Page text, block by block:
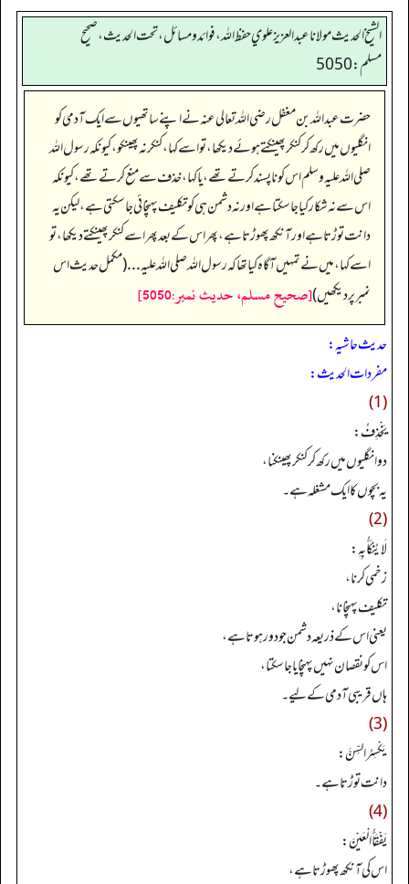
الشيخ الحديث مولانا عبدالعزيز علوي حفظ الله، فوائد و مسائل، تحت الحديث ، صحيح
مسلم: 5050
حضرت عبداللہ بن مغفل رضی اللہ تعالی عنہ نے اپنے ساتھیوں سے ایک آدمی کو
انگلیوں میں رکھ کر کنکر پھینکتے ہوئے دیکھا، تو اسے کہا، کنکر نہ پھینکو، کیونکہ رسول اللہ
صلی اللہ علیہ وسلم اس کو ناپسند کرتے تھے، یا کہا، خذف سے منع کرتے تھے، کیونکہ
اس سے نہ شکار کیا جا سکتا ہے اور نہ دشمن ہی کو تکلیف پہنچائی جا سکتی ہے، لیکن یہ
دانت توڑتا ہے اور آنکھ پھوڑتا ہے، پھر اس کے بعد پھر اسے کنکر پھینکتے دیکھا، تو
اسے کہا، میں نے تمہیں آگاہ کیا تھا کہ رسول اللہ صلی اللہ علیہ... (مکمل حدیث اس
نمبر پر دیکھیں)[صحيح مسلم، حديث نمبر:5050]
حدیث حاشیہ:
مفردات الحدیث:
(1)
يَخْذِفُ:
دو انگلیوں میں رکھ کر کنکر پھینکنا،
یہ بچوں کا ایک مشغلہ ہے۔
(2)
لَا يُنْكَأُ بِهِ:
زخمی کرنا،
تکلیف پہنچانا،
یعنی اس کے ذریعہ دشمن جو دور ہوتا ہے،
اس کو نقصان نہیں پہنچایا جاسکتا،
ہاں قریبی آدمی کے لیے۔
(3)
يَكْسِرُ السِّنَّ:
دانت توڑتا ہے۔
(4)
يَفْقَأُ الْعَيْنَ:
اس کی آنکھ پھوڑتا ہے،